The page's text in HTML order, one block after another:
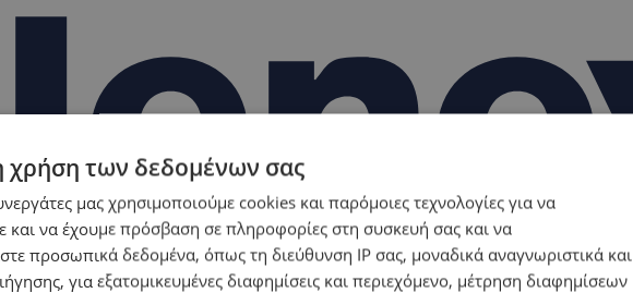
χρήση των δεδομένων σας
μας χρησιμοποιούμε cookies και παρόμοιες τεχνολογίες για να
και να έχουμε πρόσβαση σε πληροφορίες στη συσκευή σας και να
προσωπικά δεδομένα, όπως τη διεύθυνση IP σας, μοναδικά αναγνωριστικά και
για εξατομικευμένες διαφημίσεις και περιεχόμενο, μέτρηση διαφημίσεων